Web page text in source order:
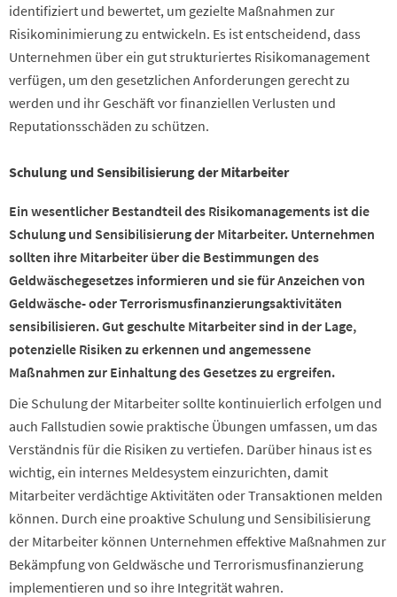
identifiziert und bewertet, um gezielte Maßnahmen zur
Risikominimierung zu entwickeln. Es ist entscheidend, dass
Unternehmen über ein gut strukturiertes Risikomanagement
verfügen, um den gesetzlichen Anforderungen gerecht zu
werden und ihr Geschäft vor finanziellen Verlusten und
Reputationsschäden zu schützen.
Schulung und Sensibilisierung der Mitarbeiter
Ein wesentlicher Bestandteil des Risikomanagements ist die
Schulung und Sensibilisierung der Mitarbeiter. Unternehmen
sollten ihre Mitarbeiter über die Bestimmungen des
Geldwäschegesetzes informieren und sie für Anzeichen von
Geldwäsche- oder Terrorismusfinanzierungsaktivitäten
sensibilisieren. Gut geschulte Mitarbeiter sind in der Lage,
potenzielle Risiken zu erkennen und angemessene
Maßnahmen zur Einhaltung des Gesetzes zu ergreifen.
Die Schulung der Mitarbeiter sollte kontinuierlich erfolgen und
auch Fallstudien sowie praktische Übungen umfassen, um das
Verständnis für die Risiken zu vertiefen. Darüber hinaus ist es
wichtig, ein internes Meldesystem einzurichten, damit
Mitarbeiter verdächtige Aktivitäten oder Transaktionen melden
können. Durch eine proaktive Schulung und Sensibilisierung
der Mitarbeiter können Unternehmen effektive Maßnahmen zur
Bekämpfung von Geldwäsche und Terrorismusfinanzierung
implementieren und so ihre Integrität wahren.